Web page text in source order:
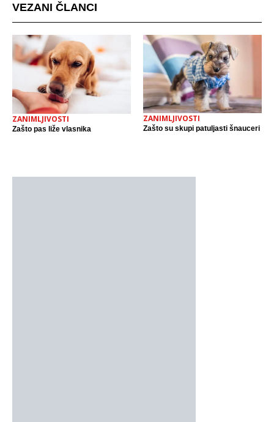
VEZANI ČLANCI
ZANIMLJIVOSTI
Zašto pas liže vlasnika
ZANIMLJIVOSTI
Zašto su skupi patuljasti šnauceri